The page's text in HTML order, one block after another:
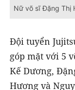
Nữ võ sĩ Đặng Thị
Đội tuyển
góp mặt với 5
Kế Dương,
Hương và